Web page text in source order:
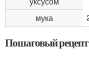
мука
Пошаговый